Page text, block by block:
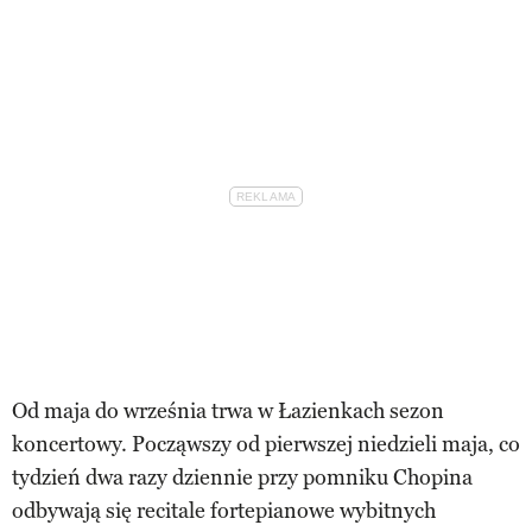
Od maja do września trwa w Łazienkach sezon
koncertowy. Począwszy od pierwszej niedzieli maja, co
tydzień dwa razy dziennie przy pomniku Chopina
odbywają się recitale fortepianowe wybitnych